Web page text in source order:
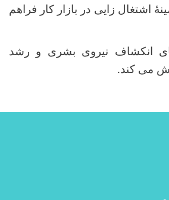
اشتغال زایی در بازار کار فراهم
انکشاف نیروی بشری و رشد
می کند.